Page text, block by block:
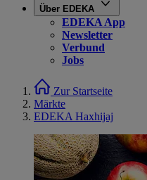
Über EDEKA
EDEKA App
Newsletter
Verbund
Jobs
Zur Startseite
Märkte
EDEKA Haxhijaj